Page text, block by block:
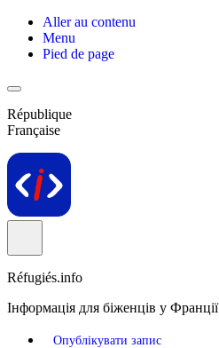
Aller au contenu
Menu
Pied de page
République
Française
Réfugiés.info
Інформація для біженців у Франції
Опублікувати запис